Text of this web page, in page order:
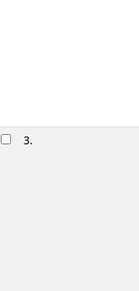
3.